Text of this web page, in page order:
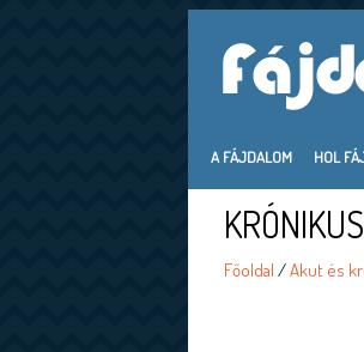
A FÁJDALOM HOL
Főoldal /Akut és